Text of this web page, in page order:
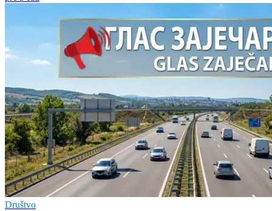
Društvo